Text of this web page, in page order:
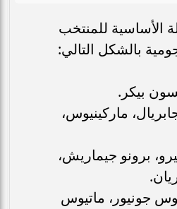
الأساسية للمنتخب
بالشكل التالي:
بيكر.
ماركينيوس،
برونو جيماريش،
جونيور، ماتيوس